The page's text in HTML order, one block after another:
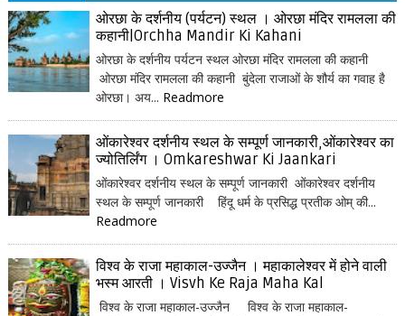
ओरछा के दर्शनीय (पर्यटन) स्थल । ओरछा मंदिर रामलला की
कहानी|Orchha Mandir Ki Kahani
ओरछा के दर्शनीय पर्यटन स्थल ओरछा मंदिर रामलला की कहानी
ओरछा मंदिर रामलला की कहानी बुंदेला राजाओं के शौर्य का गवाह है
ओरछा। अय... Readmore
ओंकारेश्वर दर्शनीय स्थल के सम्पूर्ण जानकारी,ओंकारेश्वर का
ज्योतिर्लिंग । Omkareshwar Ki Jaankari
ओंकारेश्वर दर्शनीय स्थल के सम्पूर्ण जानकारी ओंकारेश्वर दर्शनीय
स्थल के सम्पूर्ण जानकारी हिंदू धर्म के प्रसिद्ध प्रतीक ओम् की...
Readmore
विश्व के राजा महाकाल-उज्जैन । महाकालेश्वर में होने वाली
भस्म आरती । Visvh Ke Raja Maha Kal
विश्व के राजा महाकाल-उज्जैन विश्व के राजा महाकाल-